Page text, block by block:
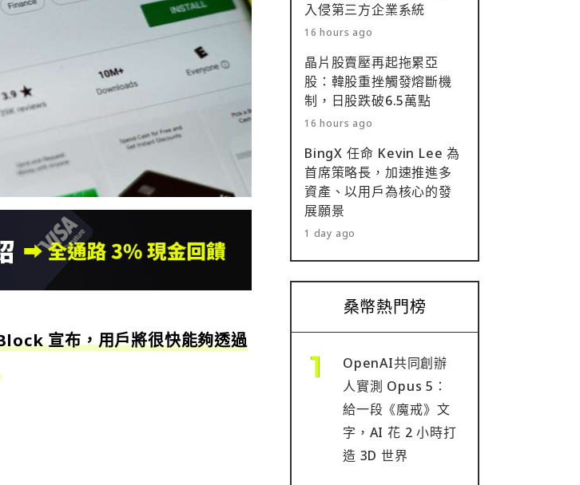
宣布，用戶將很快能夠透過
入侵第三方企業系統
16 hours ago
晶片股賣壓再起拖累亞
股：韓股重挫觸發熔斷機
制，日股跌破6.5萬點
16 hours ago
BingX 任命 Kevin Lee 為
首席策略長，加速推進多
資產、以用戶為核心的發
展願景
1 day ago
桑幣熱門榜
OpenAI共同創辦
人實測 Opus 5：
給一段《魔戒》文
字，AI 花 2 小時打
造 3D 世界